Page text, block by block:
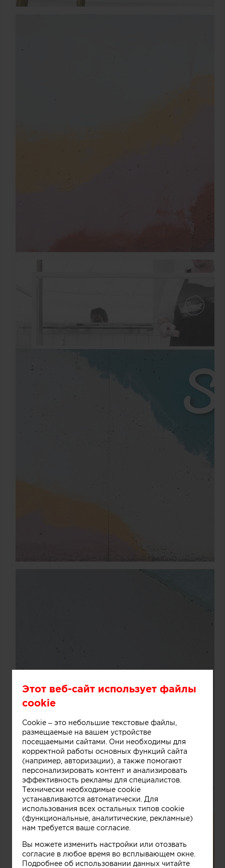
Этот веб-сайт использует файлы
cookie
Cookie – это небольшие текстовые файлы,
размещаемые на вашем устройстве
посещаемыми сайтами. Они необходимы для
корректной работы основных функций сайта
(например, авторизации), а также помогают
персонализировать контент и анализировать
эффективность рекламы для специалистов.
Технически необходимые cookie
устанавливаются автоматически. Для
использования всех остальных типов cookie
(функциональные, аналитические, рекламные)
нам требуется ваше согласие.
Вы можете изменить настройки или отозвать
согласие в любое время во всплывающем окне.
Подробнее об использовании данных читайте